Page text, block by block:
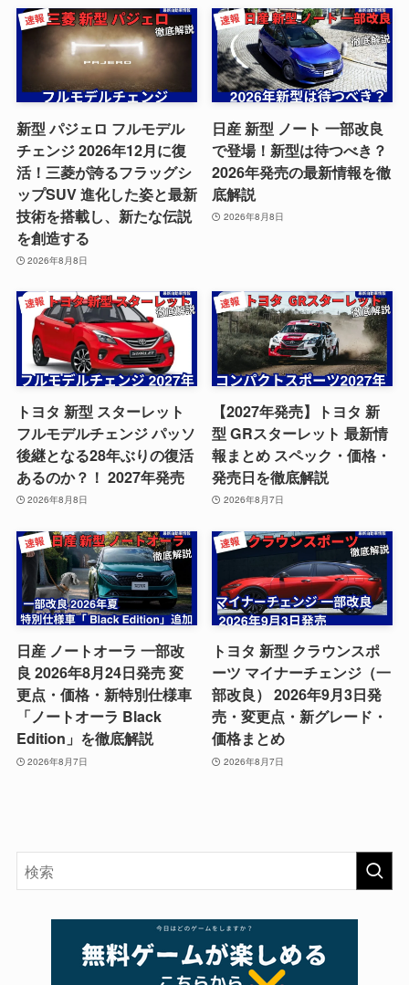
新型 パジェロ フルモデル
チェンジ 2026年12月に復
活！三菱が誇るフラッグシ
ップSUV 進化した姿と最新
技術を搭載し、新たな伝説
を創造する
2026年8月8日
日産 新型 ノート 一部改良
で登場！新型は待つべき？
2026年発売の最新情報を徹
底解説
2026年8月8日
トヨタ 新型 スターレット
フルモデルチェンジ パッソ
後継となる28年ぶりの復活
あるのか？！ 2027年発売
2026年8月8日
【2027年発売】トヨタ 新
型 GRスターレット 最新情
報まとめ スペック・価格・
発売日を徹底解説
2026年8月7日
日産 ノートオーラ 一部改
良 2026年8月24日発売 変
更点・価格・新特別仕様車
「ノートオーラ Black
Edition」を徹底解説
2026年8月7日
トヨタ 新型 クラウンスポ
ーツ マイナーチェンジ（一
部改良） 2026年9月3日発
売・変更点・新グレード・
価格まとめ
2026年8月7日